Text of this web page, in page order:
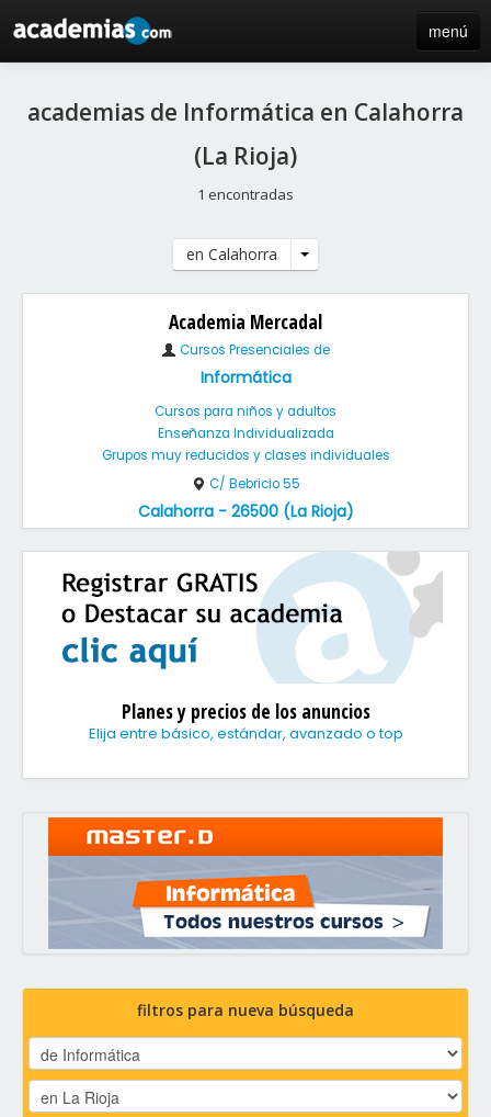
menú
blog
academias de Informática en Calahorra
(La Rioja)
1 encontradas
en Calahorra
Academia Mercadal
Cursos Presenciales de
Informática
Cursos para niños y adultos
Enseñanza Individualizada
Grupos muy reducidos y clases individuales
C/ Bebricio 55
Calahorra - 26500 (La Rioja)
Planes y precios de los anuncios
Elija entre básico, estándar, avanzado o top
filtros para nueva búsqueda